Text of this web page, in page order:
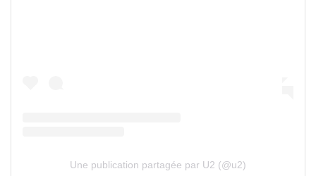
Une publication partagée par U2 (@u2)